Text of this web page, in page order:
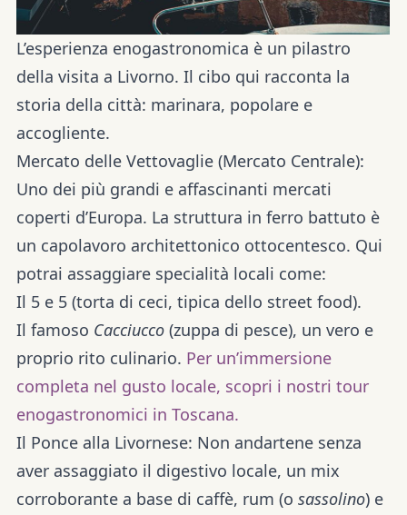
L’esperienza enogastronomica è un pilastro
della visita a Livorno. Il cibo qui racconta la
storia della città: marinara, popolare e
accogliente.
Mercato delle Vettovaglie (Mercato Centrale):
Uno dei più grandi e affascinanti mercati
coperti d’Europa. La struttura in ferro battuto è
un capolavoro architettonico ottocentesco. Qui
potrai assaggiare specialità locali come:
Il 5 e 5 (torta di ceci, tipica dello street food).
Il famoso Cacciucco (zuppa di pesce), un vero e
proprio rito culinario. Per un’immersione
completa nel gusto locale, scopri i nostri tour
enogastronomici in Toscana.
Il Ponce alla Livornese: Non andartene senza
aver assaggiato il digestivo locale, un mix
corroborante a base di caffè, rum (o sassolino) e